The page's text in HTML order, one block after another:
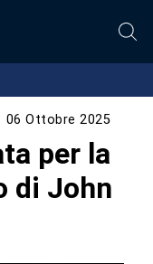
06 Ottobre 2025
per la
di John